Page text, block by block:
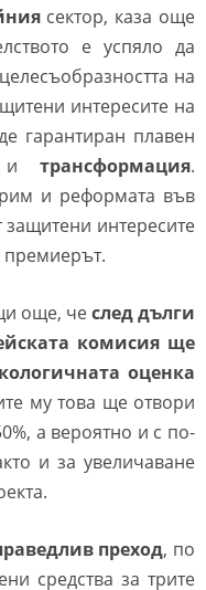
сектор, каза още
е успяло да
на
интересите на
гарантиран плавен
и трансформация.
и реформата във
защитени интересите
премиерът.
още, чеслед дълги
комисия ще
оценка
му това ще отвори
а вероятно и с по-
и за увеличаване
преход, по
средства за трите